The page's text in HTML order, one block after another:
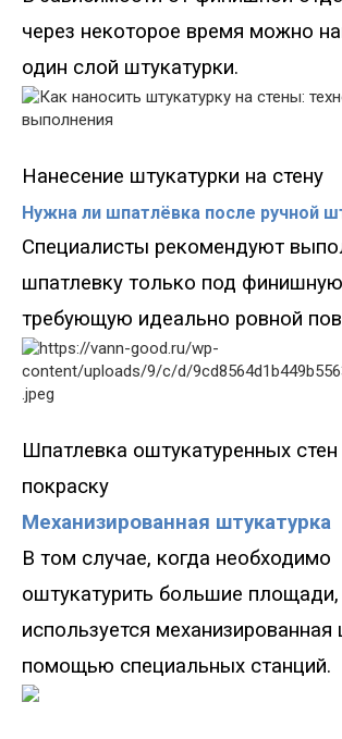
через некоторое время можно
один слой штукатурки.
Нанесение штукатурки на стену
Нужна ли шпатлёвка после ручной
Специалисты рекомендуют
шпатлевку только под
требующую идеально ровной
Шпатлевка оштукатуренных
покраску
Механизированная штукатурка
В том случае, когда необходимо
оштукатурить большие площади,
используется механизированная
помощью специальных станций.